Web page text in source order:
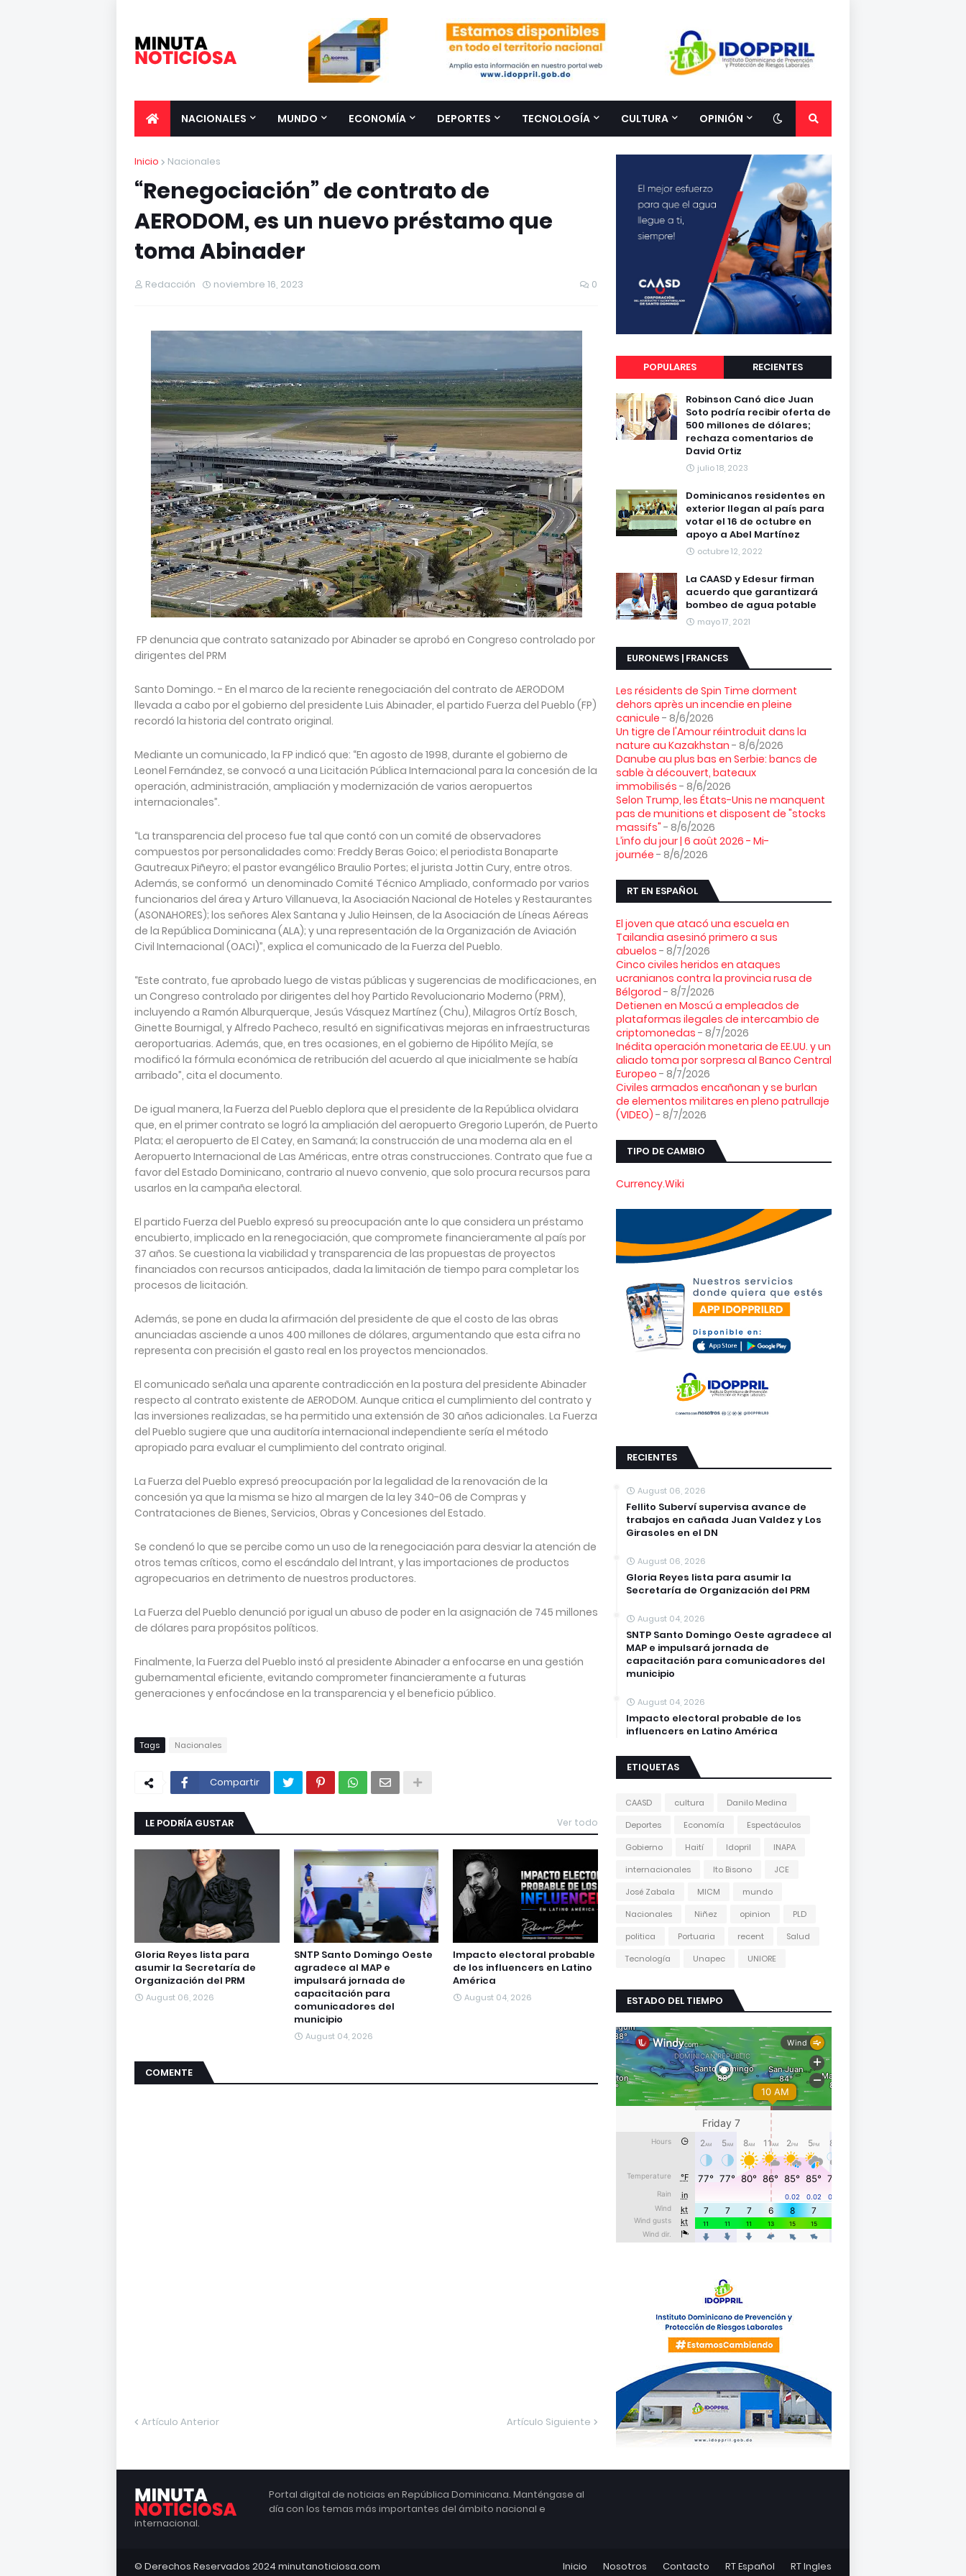
NACIONALES MUNDO ECONOMÍA DEPORTES TECNOLOGÍA CULTURA OPINIÓN
Inicio Nacionales
“Renegociación” de contrato de
AERODOM, es un nuevo préstamo que
toma Abinader
Redacción noviembre 16, 2023 0
FP denuncia que contrato satanizado por Abinader se aprobó en Congreso controlado por
dirigentes del PRM
Santo Domingo. - En el marco de la reciente renegociación del contrato de AERODOM
llevada a cabo por el gobierno del presidente Luis Abinader, el partido Fuerza del Pueblo (FP)
recordó la historia del contrato original.
Mediante un comunicado, la FP indicó que: “En agosto de 1998, durante el gobierno de
Leonel Fernández, se convocó a una Licitación Pública Internacional para la concesión de la
operación, administración, ampliación y modernización de varios aeropuertos
internacionales”.
“La transparencia del proceso fue tal que contó con un comité de observadores
compuestos por personalidades como: Freddy Beras Goico; el periodista Bonaparte
Gautreaux Piñeyro; el pastor evangélico Braulio Portes; el jurista Jottin Cury, entre otros.
Además, se conformó un denominado Comité Técnico Ampliado, conformado por varios
funcionarios del área y Arturo Villanueva, la Asociación Nacional de Hoteles y Restaurantes
(ASONAHORES); los señores Alex Santana y Julio Heinsen, de la Asociación de Líneas Aéreas
de la República Dominicana (ALA); y una representación de la Organización de Aviación
Civil Internacional (OACI)”, explica el comunicado de la Fuerza del Pueblo.
“Este contrato, fue aprobado luego de vistas públicas y sugerencias de modificaciones, en
un Congreso controlado por dirigentes del hoy Partido Revolucionario Moderno (PRM),
incluyendo a Ramón Alburquerque, Jesús Vásquez Martínez (Chu), Milagros Ortíz Bosch,
Ginette Bournigal, y Alfredo Pacheco, resultó en significativas mejoras en infraestructuras
aeroportuarias. Además, que, en tres ocasiones, en el gobierno de Hipólito Mejía, se
modificó la fórmula económica de retribución del acuerdo al que inicialmente se había
arribado”, cita el documento.
De igual manera, la Fuerza del Pueblo deplora que el presidente de la República olvidara
que, en el primer contrato se logró la ampliación del aeropuerto Gregorio Luperón, de Puerto
Plata; el aeropuerto de El Catey, en Samaná; la construcción de una moderna ala en el
Aeropuerto Internacional de Las Américas, entre otras construcciones. Contrato que fue a
favor del Estado Dominicano, contrario al nuevo convenio, que solo procura recursos para
usarlos en la campaña electoral.
El partido Fuerza del Pueblo expresó su preocupación ante lo que considera un préstamo
encubierto, implicado en la renegociación, que compromete financieramente al país por
37 años. Se cuestiona la viabilidad y transparencia de las propuestas de proyectos
financiados con recursos anticipados, dada la limitación de tiempo para completar los
procesos de licitación.
Además, se pone en duda la afirmación del presidente de que el costo de las obras
anunciadas asciende a unos 400 millones de dólares, argumentando que esta cifra no
representa con precisión el gasto real en los proyectos mencionados.
El comunicado señala una aparente contradicción en la postura del presidente Abinader
respecto al contrato existente de AERODOM. Aunque critica el cumplimiento del contrato y
las inversiones realizadas, se ha permitido una extensión de 30 años adicionales. La Fuerza
del Pueblo sugiere que una auditoría internacional independiente sería el método
apropiado para evaluar el cumplimiento del contrato original.
La Fuerza del Pueblo expresó preocupación por la legalidad de la renovación de la
concesión ya que la misma se hizo al margen de la ley 340-06 de Compras y
Contrataciones de Bienes, Servicios, Obras y Concesiones del Estado.
Se condenó lo que se percibe como un uso de la renegociación para desviar la atención de
otros temas críticos, como el escándalo del Intrant, y las importaciones de productos
agropecuarios en detrimento de nuestros productores.
La Fuerza del Pueblo denunció por igual un abuso de poder en la asignación de 745 millones
de dólares para propósitos políticos.
Finalmente, la Fuerza del Pueblo instó al presidente Abinader a enfocarse en una gestión
gubernamental eficiente, evitando comprometer financieramente a futuras
generaciones y enfocándose en la transparencia y el beneficio público.
Tags Nacionales
Compartir
LE PODRÍA GUSTAR Ver todo
Gloria Reyes lista para
asumir la Secretaría de
Organización del PRM
August 06, 2026
SNTP Santo Domingo Oeste
agradece al MAP e
impulsará jornada de
capacitación para
comunicadores del
municipio
August 04, 2026
Impacto electoral probable
de los influencers en Latino
América
August 04, 2026
COMENTE
Artículo Anterior Artículo Siguiente
POPULARES RECIENTES
Robinson Canó dice Juan
Soto podría recibir oferta de
500 millones de dólares;
rechaza comentarios de
David Ortiz
julio 18, 2023
Dominicanos residentes en
exterior llegan al país para
votar el 16 de octubre en
apoyo a Abel Martínez
octubre 12, 2022
La CAASD y Edesur firman
acuerdo que garantizará
bombeo de agua potable
mayo 17, 2021
EURONEWS | FRANCES
Les résidents de Spin Time dorment
dehors après un incendie en pleine
canicule - 8/6/2026
Un tigre de l'Amour réintroduit dans la
nature au Kazakhstan - 8/6/2026
Danube au plus bas en Serbie: bancs de
sable à découvert, bateaux
immobilisés - 8/6/2026
Selon Trump, les États-Unis ne manquent
pas de munitions et disposent de "stocks
massifs" - 8/6/2026
L’info du jour | 6 août 2026 - Mi-
journée - 8/6/2026
RT EN ESPAÑOL
El joven que atacó una escuela en
Tailandia asesinó primero a sus
abuelos - 8/7/2026
Cinco civiles heridos en ataques
ucranianos contra la provincia rusa de
Bélgorod - 8/7/2026
Detienen en Moscú a empleados de
plataformas ilegales de intercambio de
criptomonedas - 8/7/2026
Inédita operación monetaria de EE.UU. y un
aliado toma por sorpresa al Banco Central
Europeo - 8/7/2026
Civiles armados encañonan y se burlan
de elementos militares en pleno patrullaje
(VIDEO) - 8/7/2026
TIPO DE CAMBIO
Currency.Wiki
RECIENTES
August 06, 2026
Fellito Suberví supervisa avance de
trabajos en cañada Juan Valdez y Los
Girasoles en el DN
August 06, 2026
Gloria Reyes lista para asumir la
Secretaría de Organización del PRM
August 04, 2026
SNTP Santo Domingo Oeste agradece al
MAP e impulsará jornada de
capacitación para comunicadores del
municipio
August 04, 2026
Impacto electoral probable de los
influencers en Latino América
ETIQUETAS
CAASD cultura
Danilo Medina
Deportes
Economía
Espectáculos
Gobierno
Haití Idopril
INAPA
internacionales
Ito Bisono
JCE
José Zabala
MICM
mundo
Nacionales
Niñez opinion
PLD
politica
Portuaria recent
Salud
Tecnología
Unapec UNIORE
ESTADO DEL TIEMPO
Portal digital de noticias en República Dominicana. Manténgase al
día con los temas más importantes del ámbito nacional e
internacional.
© Derechos Reservados 2024 minutanoticiosa.com Inicio Nosotros Contacto RT Español RT Ingles